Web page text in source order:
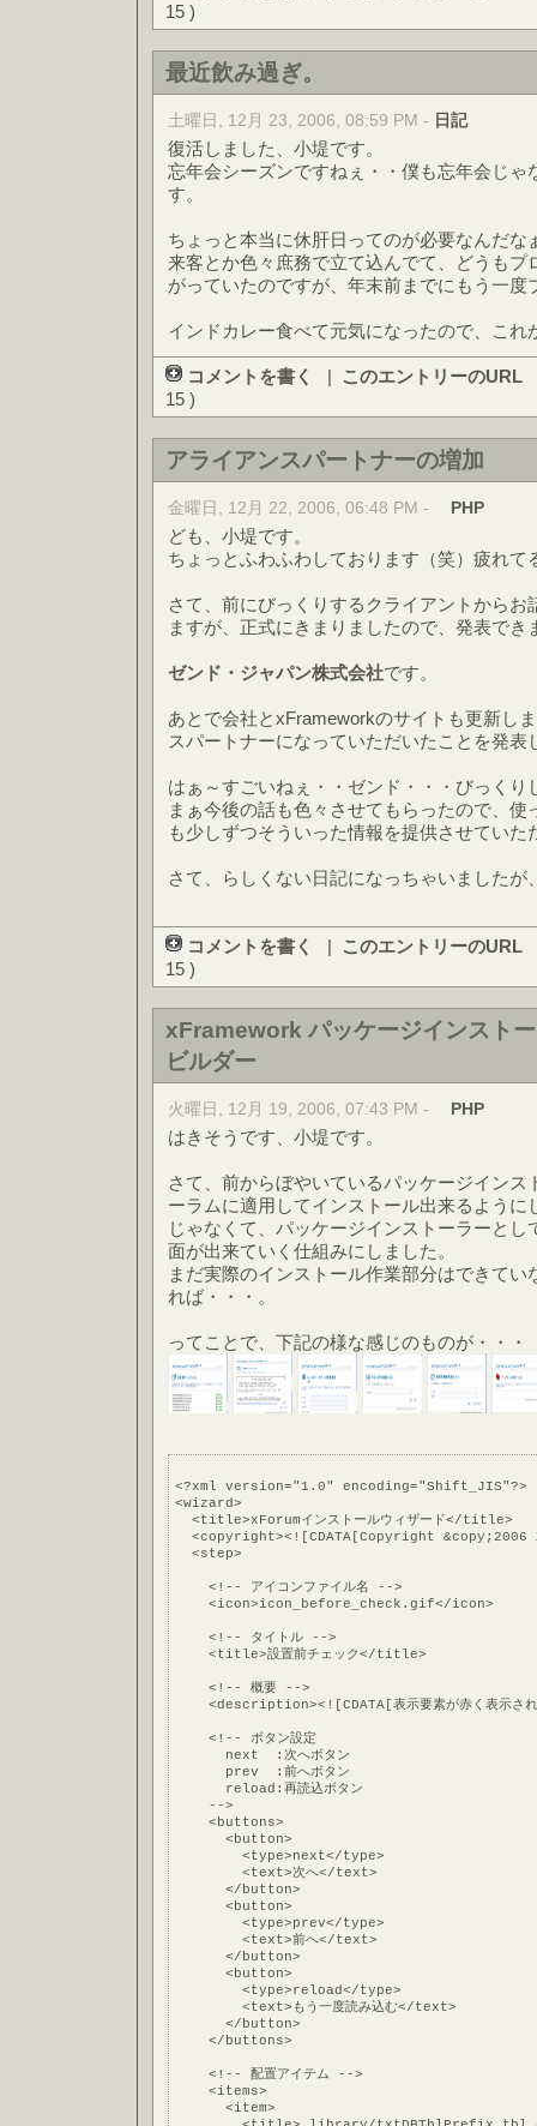
15 )
最近飲み過ぎ。
土曜日, 12月 23, 2006, 08:59 PM - 日記
復活しました、小堤です。
忘年会シーズンですねぇ・・僕も忘年会じゃ
す。
ちょっと本当に休肝日ってのが必要なんだな
来客とか色々庶務で立て込んでて、どうもプ
がっていたのですが、年末前までにもう一度
インドカレー食べて元気になったので、これ
コメントを書く | このエントリーのURL
15 )
アライアンスパートナーの増加
金曜日, 12月 22, 2006, 06:48 PM - PHP
ども、小堤です。
ちょっとふわふわしております（笑）疲れて
さて、前にびっくりするクライアントから
ますが、正式にきまりましたので、発表でき
ゼンド・ジャパン株式会社です。
あとで会社とxFrameworkのサイトも更新し
スパートナーになっていただいたことを発表
はぁ～すごいねぇ・・ゼンド・・・びっくり
まぁ今後の話も色々させてもらったので、
も少しずつそういった情報を提供させていた
さて、らしくない日記になっちゃいましたが
コメントを書く | このエントリーのURL
15 )
xFramework パッケージインスト
ビルダー
火曜日, 12月 19, 2006, 07:43 PM - PHP
はきそうです、小堤です。
さて、前からぼやいているパッケージイン
ーラムに適用してインストール出来るように
じゃなくて、パッケージインストーラーと
面が出来ていく仕組みにしました。
まだ実際のインストール作業部分はできて
れば・・・。
ってことで、下記の様な感じのものが・・・
<?xml version="1.0" encoding="Shift_JIS"?>
<wizard>
  <title>xForumインストールウィザード</title>
<copyright><![CDATA[Copyright
  <step>
    <!-- アイコンファイル名 -->
    <icon>icon_before_check.gif</icon>
    <!-- タイトル -->
    <title>設置前チェック</title>
    <!-- 概要 -->
<description><![CDATA[表示要素が赤く表示され
    <!-- ボタン設定
      next  :次へボタン
      prev  :前へボタン
      reload:再読込ボタン
    -->
    <buttons>
      <button>
        <type>next</type>
        <text>次へ</text>
      </button>
      <button>
        <type>prev</type>
        <text>前へ</text>
      </button>
      <button>
        <type>reload</type>
        <text>もう一度読み込む</text>
      </button>
    </buttons>
    <!-- 配置アイテム -->
    <items>
      <item>